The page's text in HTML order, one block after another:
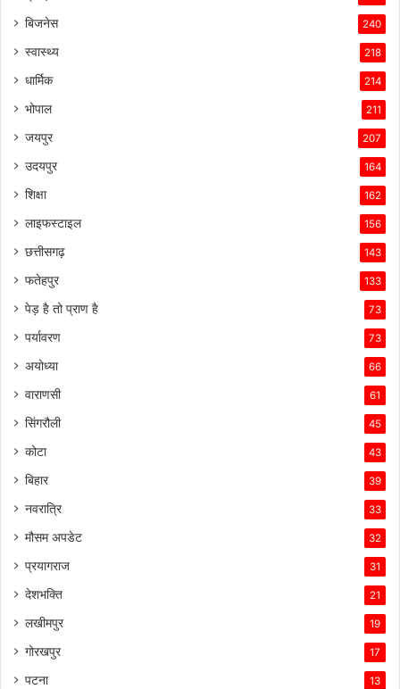
बिजनेस 240
स्वास्थ्य 218
धार्मिक 214
भोपाल 211
जयपुर 207
उदयपुर 164
शिक्षा 162
लाइफस्टाइल 156
छत्तीसगढ़ 143
फतेहपुर 133
पेड़ है तो प्राण है 73
पर्यावरण 73
अयोध्या 66
वाराणसी 61
सिंगरौली 45
कोटा 43
बिहार 39
नवरात्रि 33
मौसम अपडेट 32
प्रयागराज 31
देशभक्ति 21
लखीमपुर 19
गोरखपुर 17
पटना 13